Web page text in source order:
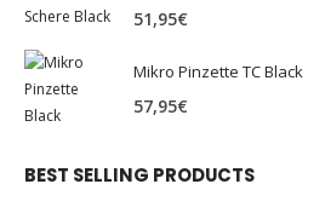
51,95€
Mikro Pinzette TC Black
57,95€
BEST SELLING PRODUCTS